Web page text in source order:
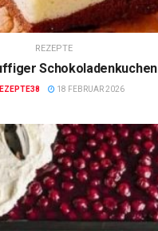
REZEPTE
Schokoladenkuchen
18 FEBRUAR 2026